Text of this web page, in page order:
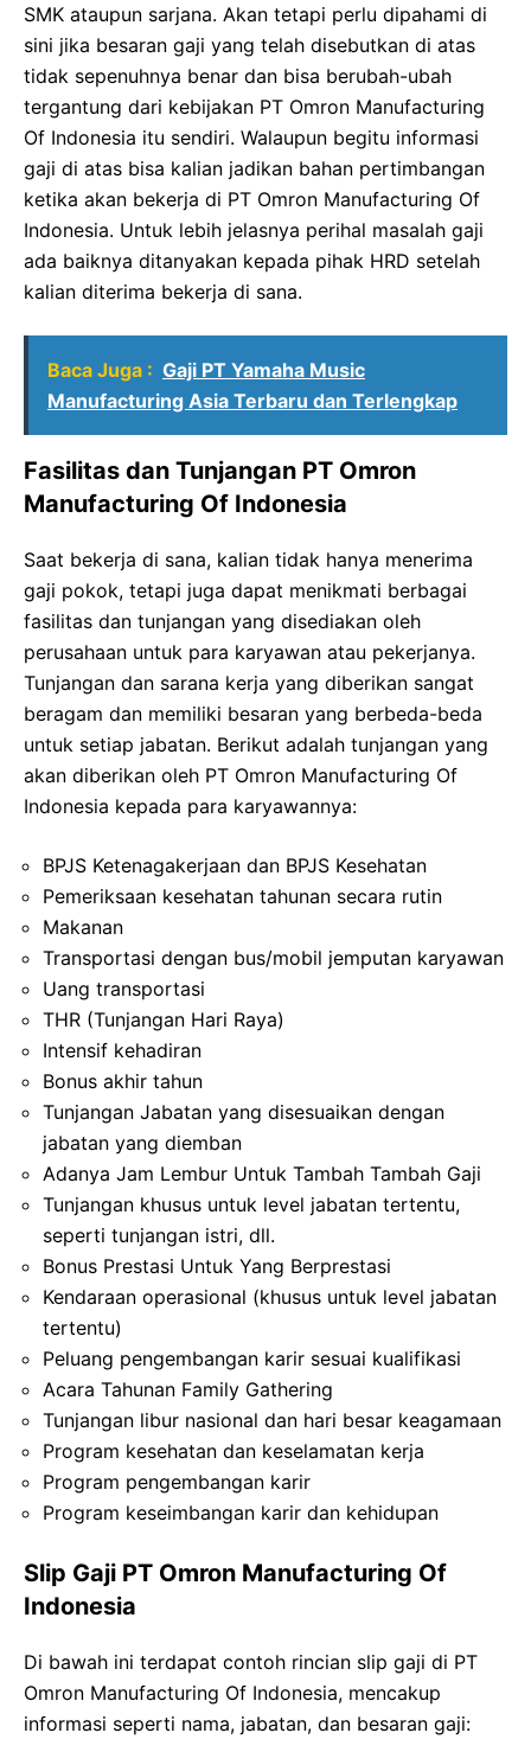
SMK ataupun sarjana. Akan tetapi perlu dipahami di
sini jika besaran gaji yang telah disebutkan di atas
tidak sepenuhnya benar dan bisa berubah-ubah
tergantung dari kebijakan PT Omron Manufacturing
Of Indonesia itu sendiri. Walaupun begitu informasi
gaji di atas bisa kalian jadikan bahan pertimbangan
ketika akan bekerja di PT Omron Manufacturing Of
Indonesia. Untuk lebih jelasnya perihal masalah gaji
ada baiknya ditanyakan kepada pihak HRD setelah
kalian diterima bekerja di sana.
Baca Juga : Gaji PT Yamaha Music
Manufacturing Asia Terbaru dan Terlengkap
Fasilitas dan Tunjangan PT Omron
Manufacturing Of Indonesia
Saat bekerja di sana, kalian tidak hanya menerima
gaji pokok, tetapi juga dapat menikmati berbagai
fasilitas dan tunjangan yang disediakan oleh
perusahaan untuk para karyawan atau pekerjanya.
Tunjangan dan sarana kerja yang diberikan sangat
beragam dan memiliki besaran yang berbeda-beda
untuk setiap jabatan. Berikut adalah tunjangan yang
akan diberikan oleh PT Omron Manufacturing Of
Indonesia kepada para karyawannya:
BPJS Ketenagakerjaan dan BPJS Kesehatan
Pemeriksaan kesehatan tahunan secara rutin
Makanan
Transportasi dengan bus/mobil jemputan karyawan
Uang transportasi
THR (Tunjangan Hari Raya)
Intensif kehadiran
Bonus akhir tahun
Tunjangan Jabatan yang disesuaikan dengan
jabatan yang diemban
Adanya Jam Lembur Untuk Tambah Tambah Gaji
Tunjangan khusus untuk level jabatan tertentu,
seperti tunjangan istri, dll.
Bonus Prestasi Untuk Yang Berprestasi
Kendaraan operasional (khusus untuk level jabatan
tertentu)
Peluang pengembangan karir sesuai kualifikasi
Acara Tahunan Family Gathering
Tunjangan libur nasional dan hari besar keagamaan
Program kesehatan dan keselamatan kerja
Program pengembangan karir
Program keseimbangan karir dan kehidupan
Slip Gaji PT Omron Manufacturing Of
Indonesia
Di bawah ini terdapat contoh rincian slip gaji di PT
Omron Manufacturing Of Indonesia, mencakup
informasi seperti nama, jabatan, dan besaran gaji: